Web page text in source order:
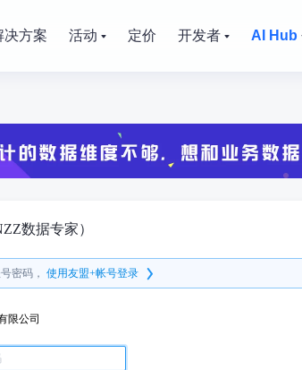
决方案 活动 定价 开发者 AI Hub
数据专家）
密码， 使用友盟+帐号登录
限公司